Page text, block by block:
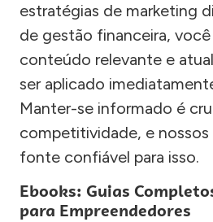
estratégias de marketing
de gestão financeira,
conteúdo relevante e
ser aplicado
Manter-se informado é
competitividade, e nossos
fonte confiável para isso.
Ebooks: Guias
para Empreendedores